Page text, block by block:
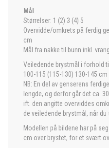
Mål
Størrelser: 1 (2) 3 (4) 5
Overvidde/omkrets på ferdig
cm
Mål fra nakke til bunn inkl.
Veiledende brystmål i forhold
100-115 (115-130) 130-145 cm
NB: En del av genserens
lengde, og derfor går det ca.
ift. den angitte overviddes
de veiledende brystmål, når du
Modellen på bildene har på
cm over brystet, for et svært